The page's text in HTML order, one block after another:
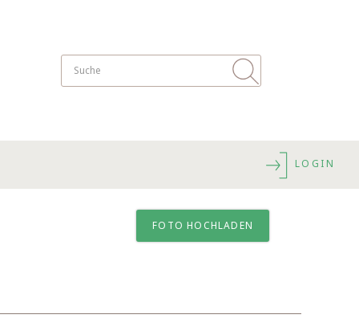
LOGIN
FOTO HOCHLADEN